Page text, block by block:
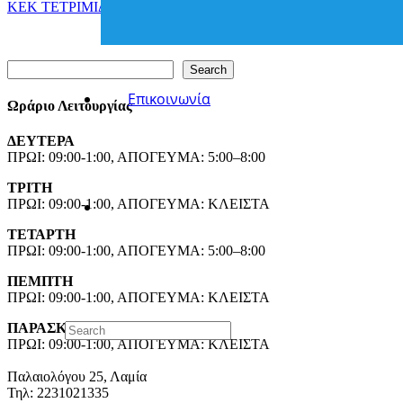
Επικοινωνία
ΚΕΚ ΤΕΤΡΙΜΙΔΑ – Κανούργιο Ωράριο Λειτουργίας
Search
Ωράριο Λειτουργίας
ΔΕΥΤΕΡΑ
ΠΡΩΙ: 09:00-1:00, ΑΠΟΓΕΥΜΑ: 5:00–8:00
ΤΡΙΤΗ
ΠΡΩΙ: 09:00-1:00, ΑΠΟΓΕΥΜΑ: ΚΛΕΙΣΤΑ
ΤΕΤΑΡΤΗ
ΠΡΩΙ: 09:00-1:00, ΑΠΟΓΕΥΜΑ: 5:00–8:00
ΠΕΜΠΤΗ
ΠΡΩΙ: 09:00-1:00, ΑΠΟΓΕΥΜΑ: ΚΛΕΙΣΤΑ
ΠΑΡΑΣΚΕΥΗ
ΠΡΩΙ: 09:00-1:00, ΑΠΟΓΕΥΜΑ: ΚΛΕΙΣΤΑ
Παλαιολόγου 25, Λαμία
Τηλ: 2231021335